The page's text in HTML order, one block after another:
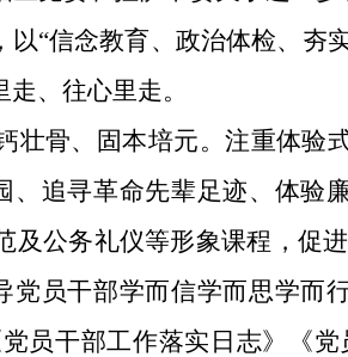
“信念教育、政治体检、夯
、往心里走。
骨、固本培元。注重体验
追寻革命先辈足迹、体验
及公务礼仪等形象课程，促
员干部学而信学而思学而
员干部工作落实日志》《